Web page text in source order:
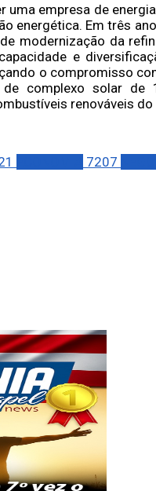
uma empresa de
energética. Em três
modernização da
e
o compromisso
complexo solar de
renováveis do
7207